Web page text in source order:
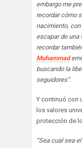
embargo me
recordar cómo
nacimiento, con
escapar de una
recordar
Muhammad
buscando la
seguidores”.
Y continuó con
los valores
protección de
“Sea cual sea